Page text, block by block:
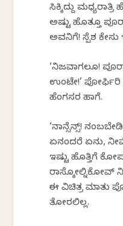
ಸಿಕ್ಕಿದ್ದು ಮಧ್ಯರಾತ್ರಿ
ಅಷ್ಟು ಹೊತ್ತೂ
ಅವನಿಗೆ! ಸ್ಪೆಶಲ್ ಕೇಸು
‘ನಿಜವಾಗಲೂ!
ಉಂಟೇ!’ ಪೋರ್ಫಿರಿ
ಹೆಂಗಸರ ಹಾಗೆ.
‘ನಾನ್ಸೆನ್ಸ್!
ಏನಂದರೆ ಏನು,
ಇಷ್ಟು ಹೊತ್ತಿಗೆ
ರಾಸ್ಕೋಲ್ನಿಕೋವ್‍
ಈ ವಿಚಿತ್ರ ಮಾತು
ತೋರಲಿಲ್ಲ.